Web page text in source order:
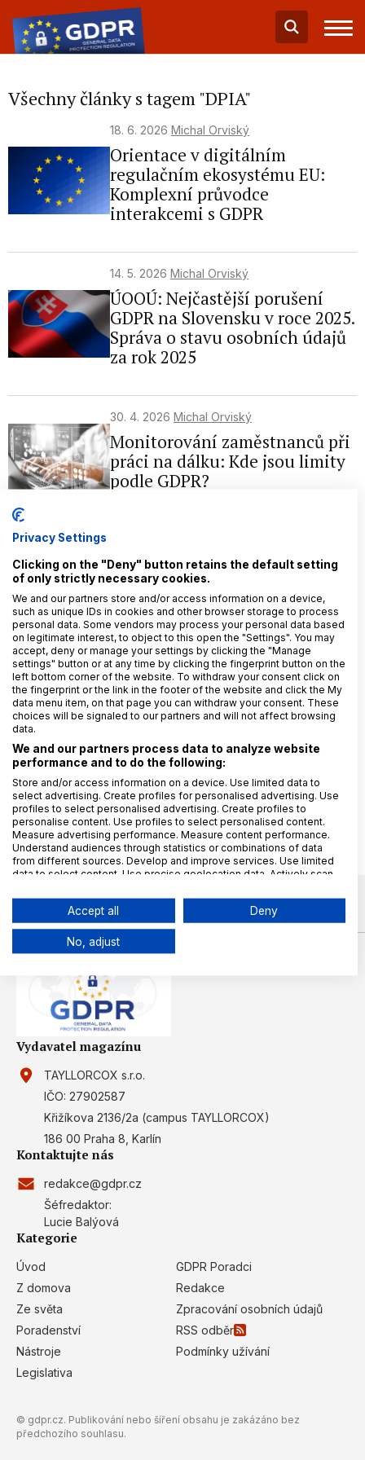
Všechny články s tagem "DPIA"
18. 6. 2026 Michal Orviský
Orientace v digitálním
regulačním ekosystému EU:
Komplexní průvodce
interakcemi s GDPR
14. 5. 2026 Michal Orviský
ÚOOÚ: Nejčastější porušení
GDPR na Slovensku v roce 2025.
Správa o stavu osobních údajů
za rok 2025
30. 4. 2026 Michal Orviský
Monitorování zaměstnanců při
práci na dálku: Kde jsou limity
podle GDPR?
Nezbytná GDPR anebo revoluce
v osobních údajích?
2. 10. 2025Peter Lipták
Chat Control vs. GDPR: Analýza
rizík
30. 9. 2025Beáta Fecáková
Ochrana soukromí a
bezpečnost v každém projektu:
Kdy stačí DPA a kdy je nutná
DPIA
Vydavatel magazínu
TAYLLORCOX s.r.o.
IČO: 27902587
Křižíkova 2136/2a (campus TAYLLORCOX)
186 00 Praha 8, Karlín
Kontaktujte nás
redakce@gdpr.cz
Šéfredaktor:
Lucie Balýová
Kategorie
Úvod
Z domova
Ze světa
Poradenství
Nástroje
Legislativa
GDPR Poradci
Redakce
Zpracování osobních údajů
RSS odběr
Podmínky užívání
© gdpr.cz. Publikování nebo šíření obsahu je zakázáno bez
předchozího souhlasu.
Privacy Settings
Clicking on the "Deny" button retains the default setting
of only strictly necessary cookies.
We and our partners store and/or access information on a device,
such as unique IDs in cookies and other browser storage to process
personal data. Some vendors may process your personal data based
on legitimate interest, to object to this open the "Settings". You may
accept, deny or manage your settings by clicking the "Manage
settings" button or at any time by clicking the fingerprint button on the
left bottom corner of the website. To withdraw your consent click on
the fingerprint or the link in the footer of the website and click the My
data menu item, on that page you can withdraw your consent. These
choices will be signaled to our partners and will not affect browsing
data.
We and our partners process data to analyze website
performance and to do the following:
Store and/or access information on a device. Use limited data to
select advertising. Create profiles for personalised advertising. Use
profiles to select personalised advertising. Create profiles to
personalise content. Use profiles to select personalised content.
Measure advertising performance. Measure content performance.
Understand audiences through statistics or combinations of data
from different sources. Develop and improve services. Use limited
data to select content. Use precise geolocation data. Actively scan
Data may be shared outside of the European Union and send to the
Your consent and the cookie policy applies solely to this
website/app.
We use your data for the following purposes:
IAB processing purposes:
Store and/or access information on a
device
Use limited data to select advertising
Create profiles for personalised
advertising
Use profiles to select personalised
Create profiles to personalise content
Use profiles to select personalised
Measure advertising performance
Measure content performance
Understand audiences through statistics
or combinations of data from different
sources
Develop and improve services
Accept all Deny
No, adjust